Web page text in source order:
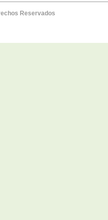
Reservados